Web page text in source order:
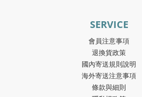
SERVICE
會員注意事項
退換貨政策
國內寄送規則說明
海外寄送注意事項
條款與細則